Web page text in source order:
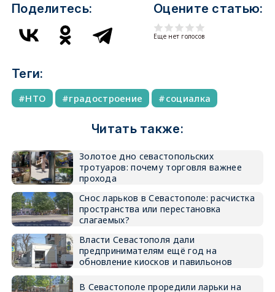
Поделитесь: Оцените статью:
Еще нет голосов
Теги:
НТО градостроение социалка
Читать также:
Золотое дно севастопольских
тротуаров: почему торговля важнее
прохода
Снос ларьков в Севастополе: расчистка
пространства или перестановка
слагаемых?
Власти Севастополя дали
предпринимателям ещё год на
обновление киосков и павильонов
В Севастополе проредили ларьки на